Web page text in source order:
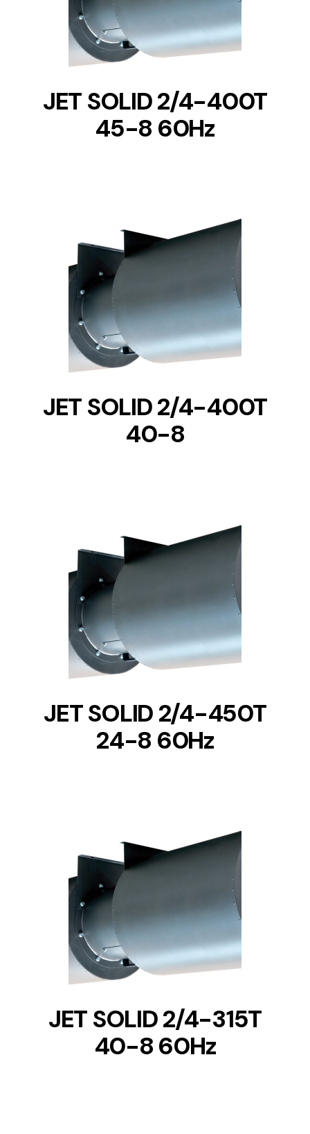
JET SOLID 2/4-400T
45-8 60Hz
JET SOLID 2/4-400T
40-8
JET SOLID 2/4-450T
24-8 60Hz
JET SOLID 2/4-315T
40-8 60Hz